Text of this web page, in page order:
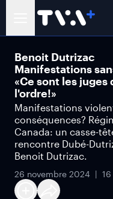
Benoit Dutrizac
Manifestations
«Ce sont les
l'ordre!»
Manifestations
conséquences?
Canada: un casse-
rencontre Dubé-
Benoit Dutrizac.
26 novembre 2024